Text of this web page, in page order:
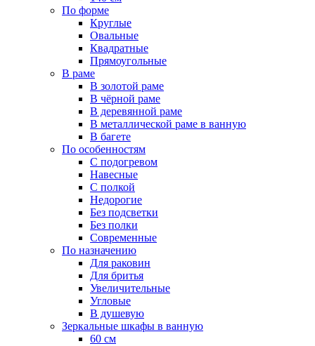
По форме
Круглые
Овальные
Квадратные
Прямоугольные
В раме
В золотой раме
В чёрной раме
В деревянной раме
В металлической раме в ванную
В багете
По особенностям
С подогревом
Навесные
С полкой
Недорогие
Без подсветки
Без полки
Современные
По назначению
Для раковин
Для бритья
Увеличительные
Угловые
В душевую
Зеркальные шкафы в ванную
60 см